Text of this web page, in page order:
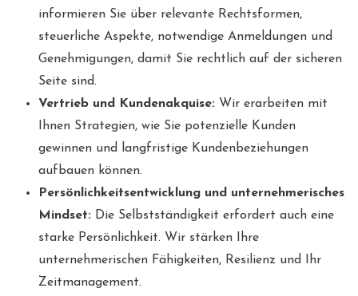
informieren Sie über relevante Rechtsformen,
steuerliche Aspekte, notwendige Anmeldungen und
Genehmigungen, damit Sie rechtlich auf der sicheren
Seite sind.
Vertrieb und Kundenakquise: Wir erarbeiten mit
Ihnen Strategien, wie Sie potenzielle Kunden
gewinnen und langfristige Kundenbeziehungen
aufbauen können.
Persönlichkeitsentwicklung und unternehmerisches
Mindset: Die Selbstständigkeit erfordert auch eine
starke Persönlichkeit. Wir stärken Ihre
unternehmerischen Fähigkeiten, Resilienz und Ihr
Zeitmanagement.